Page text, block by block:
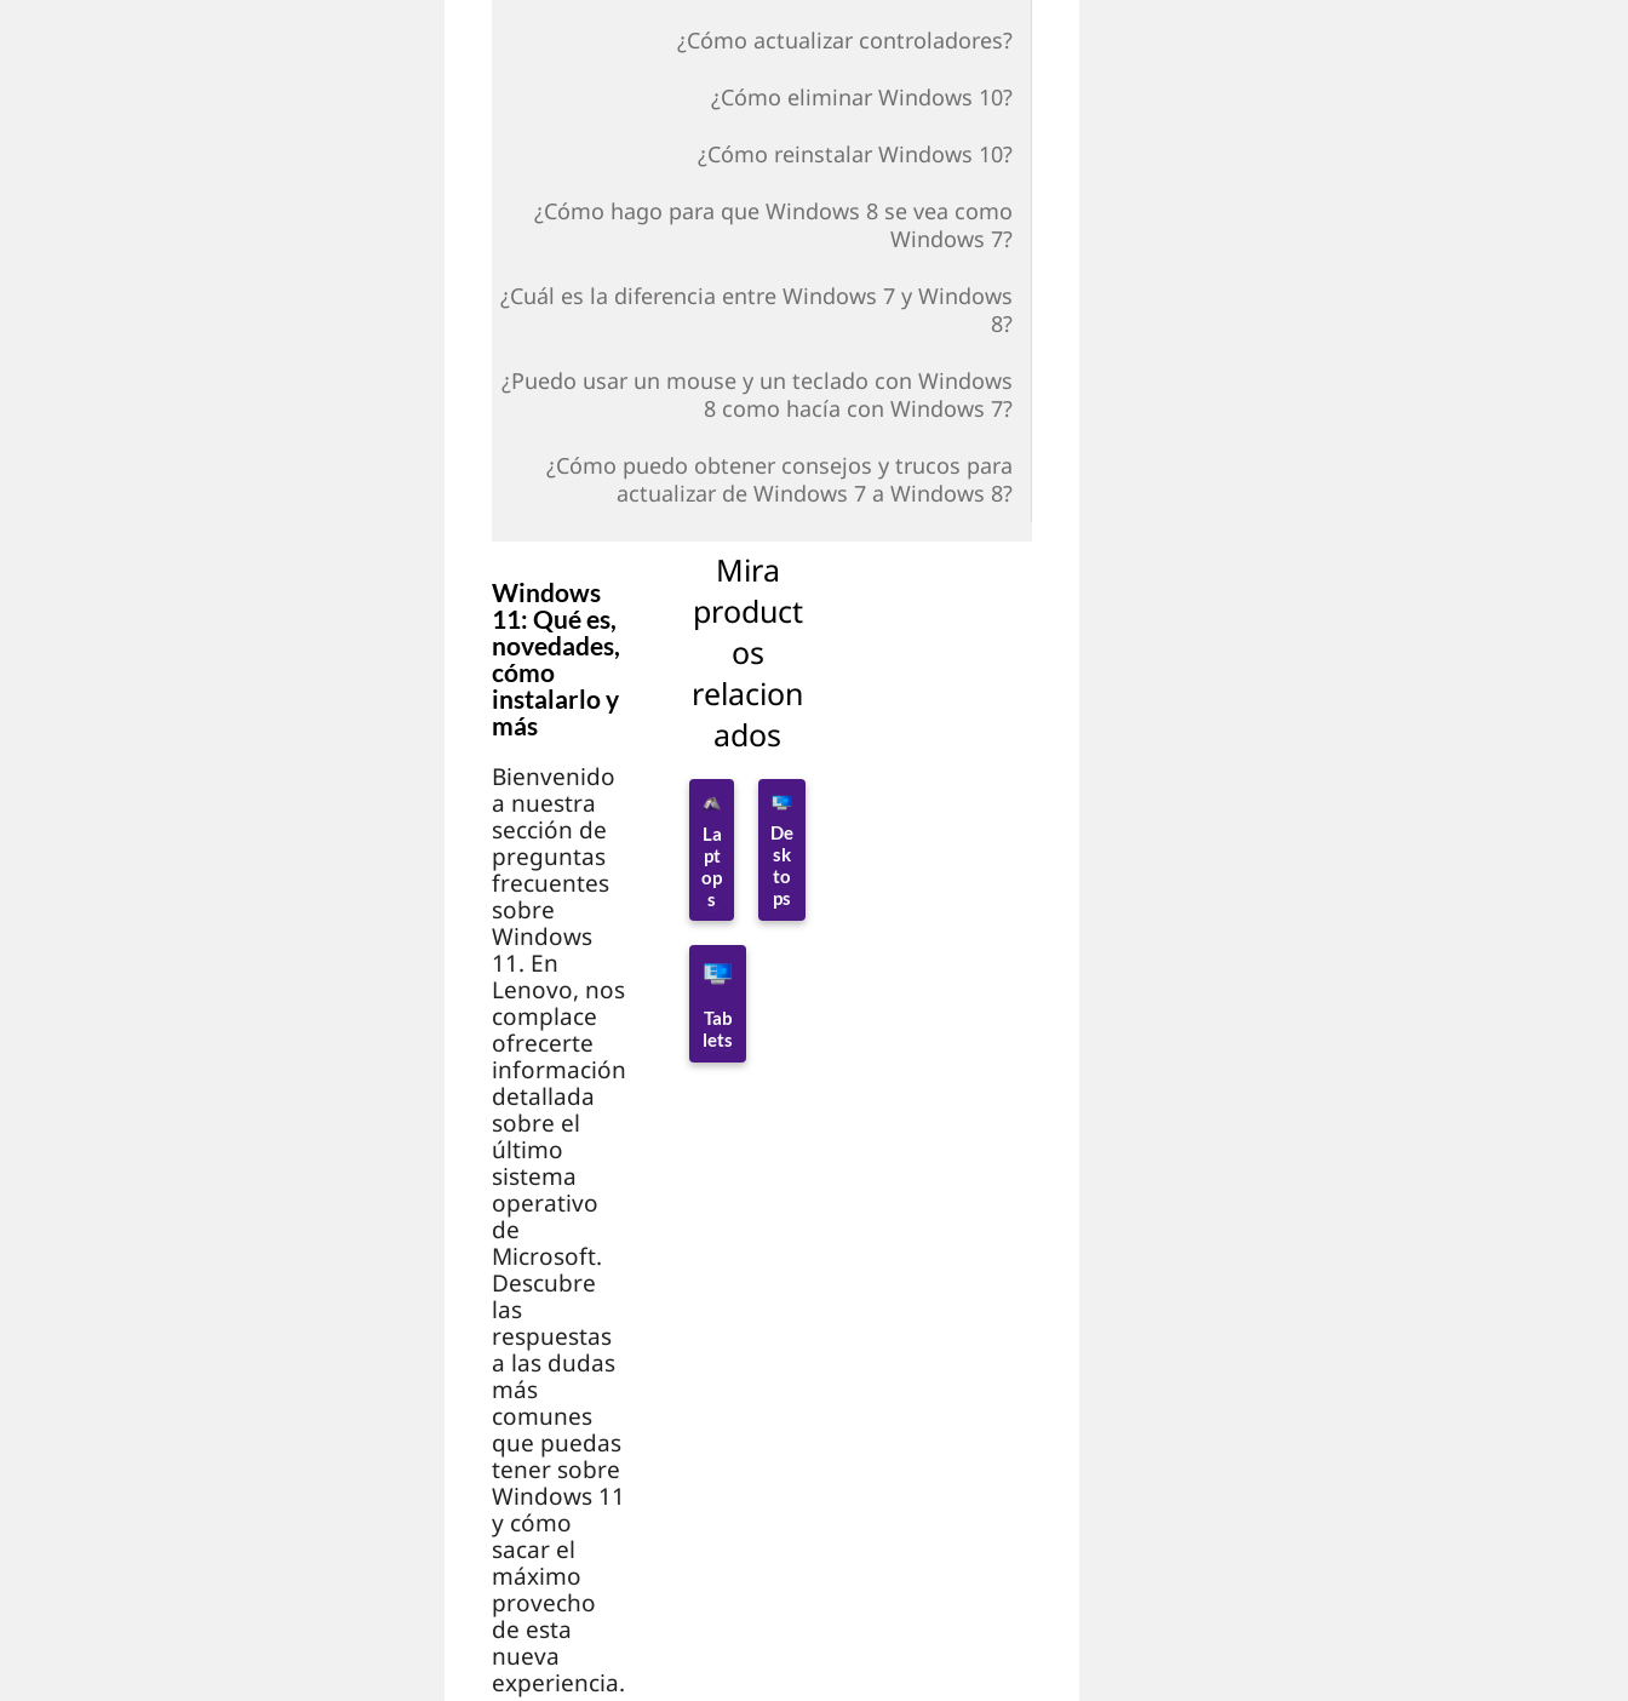
¿Cómo actualizar controladores?
¿Cómo eliminar Windows 10?
¿Cómo reinstalar Windows 10?
¿Cómo hago para que Windows 8 se vea como
Windows 7?
¿Cuál es la diferencia entre Windows 7 y Windows
8?
¿Puedo usar un mouse y un teclado con Windows
8 como hacía con Windows 7?
¿Cómo puedo obtener consejos y trucos para
actualizar de Windows 7 a Windows 8?
Windows
11: Qué es,
novedades,
cómo
instalarlo y
más
Bienvenido
a nuestra
sección de
preguntas
frecuentes
sobre
Windows
11. En
Lenovo, nos
complace
ofrecerte
información
detallada
sobre el
último
sistema
operativo
de
Microsoft.
Descubre
las
respuestas
a las dudas
más
comunes
que puedas
tener sobre
Windows 11
y cómo
sacar el
máximo
provecho
de esta
nueva
experiencia.
Mira
product
os
relacion
ados
La
pt
op
s
De
sk
to
ps
Tab
lets